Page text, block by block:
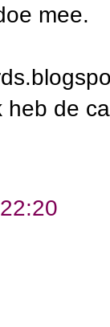
mee.
heb de